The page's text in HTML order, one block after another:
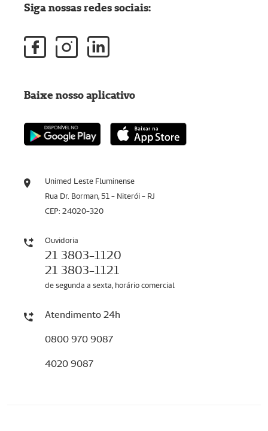
Unimed Leste Fluminense
Rua Dr. Borman, 51 - Niterói - RJ
CEP: 24020-320
Ouvidoria
21 3803-1120
21 3803-1121
de segunda a sexta, horário comercial
Atendimento 24h
0800 970 9087
4020 9087
Siga nossas redes sociais:
Baixe nosso aplicativo